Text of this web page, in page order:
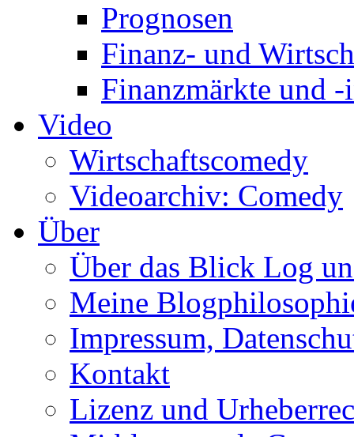
Prognosen
Finanz- und
Finanzmärkte und
Video
Wirtschaftscomedy
Videoarchiv: Comedy
Über
Über das Blick Log
Meine
Impressum,
Kontakt
Lizenz und